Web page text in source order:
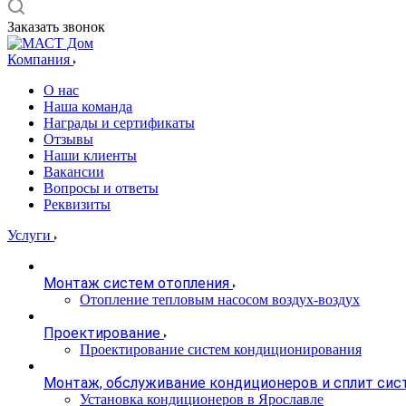
Заказать звонок
Компания
О нас
Наша команда
Награды и сертификаты
Отзывы
Наши клиенты
Вакансии
Вопросы и ответы
Реквизиты
Услуги
Монтаж систем отопления
Отопление тепловым насосом воздух-воздух
Проектирование
Проектирование систем кондиционирования
Монтаж, обслуживание кондиционеров и сплит
Установка кондиционеров в Ярославле